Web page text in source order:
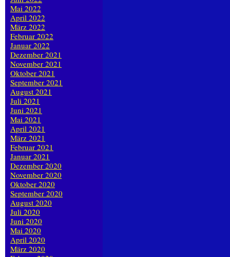
Mai 2022
April 2022
März 2022
Februar 2022
Januar 2022
Dezember 2021
November 2021
Oktober 2021
September 2021
August 2021
Juli 2021
Juni 2021
Mai 2021
April 2021
März 2021
Februar 2021
Januar 2021
Dezember 2020
November 2020
Oktober 2020
September 2020
August 2020
Juli 2020
Juni 2020
Mai 2020
April 2020
März 2020